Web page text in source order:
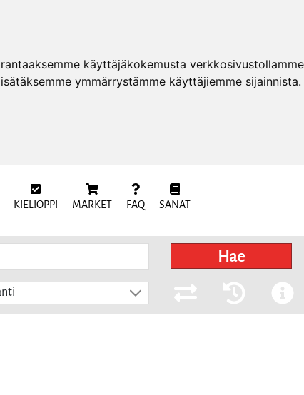
käyttäjäkokemusta
ymmärrystämme käyttäjiemme
KIELIOPPI MARKET FAQ SANAT
Hae